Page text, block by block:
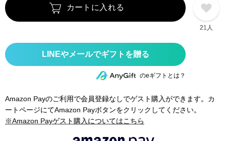
カートに入れる
21人
のeギフトとは？
Amazon Payのご利用で会員登録なしでゲスト購入ができます。カ
ートページにてAmazon Payボタンをクリックしてください。
※Amazon Payゲスト購入についてはこちら